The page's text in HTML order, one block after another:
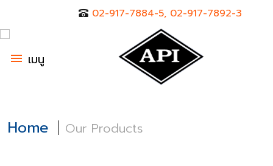
02-917-7884-5, 02-917-7892-3
menu เมนู
Home Our Products